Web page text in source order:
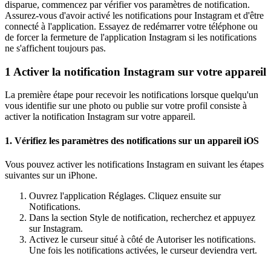
disparue, commencez par vérifier vos paramètres de notification.
Assurez-vous d'avoir activé les notifications pour Instagram et d'être
connecté à l'application. Essayez de redémarrer votre téléphone ou
de forcer la fermeture de l'application Instagram si les notifications
ne s'affichent toujours pas.
1 Activer la notification Instagram sur votre appareil
La première étape pour recevoir les notifications lorsque quelqu'un
vous identifie sur une photo ou publie sur votre profil consiste à
activer la notification Instagram sur votre appareil.
1. Vérifiez les paramètres des notifications sur un appareil iOS
Vous pouvez activer les notifications Instagram en suivant les étapes
suivantes sur un iPhone.
Ouvrez l'application Réglages. Cliquez ensuite sur
Notifications.
Dans la section Style de notification, recherchez et appuyez
sur Instagram.
Activez le curseur situé à côté de Autoriser les notifications.
Une fois les notifications activées, le curseur deviendra vert.